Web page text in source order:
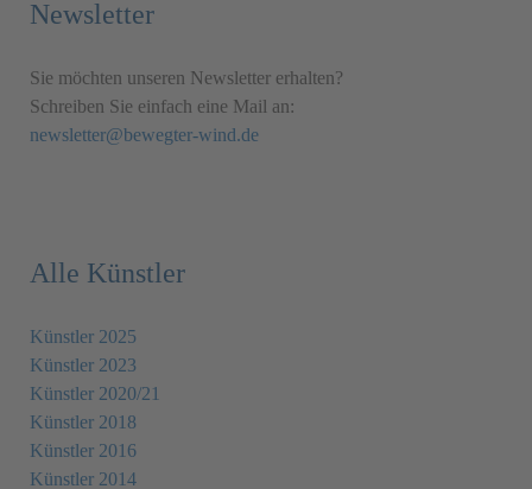
Newsletter
Sie möchten unseren Newsletter erhalten?
Schreiben Sie einfach eine Mail an:
newsletter@bewegter-wind.de
Alle Künstler
Künstler 2025
Künstler 2023
Künstler 2020/21
Künstler 2018
Künstler 2016
Künstler 2014